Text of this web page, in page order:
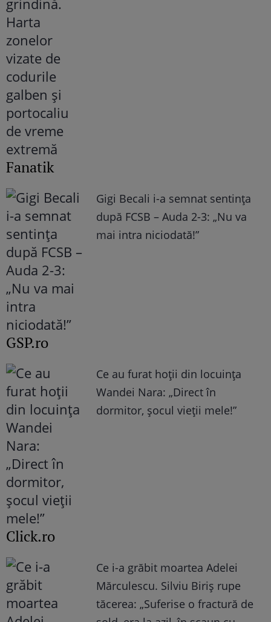
Fanatik
Gigi Becali i-a semnat sentința
după FCSB – Auda 2-3: „Nu va
mai intra niciodată!”
GSP.ro
Ce au furat hoții din locuința
Wandei Nara: „Direct în
dormitor, șocul vieții mele!”
Click.ro
Ce i-a grăbit moartea Adelei
Mărculescu. Silviu Biriș rupe
tăcerea: „Suferise o fractură de